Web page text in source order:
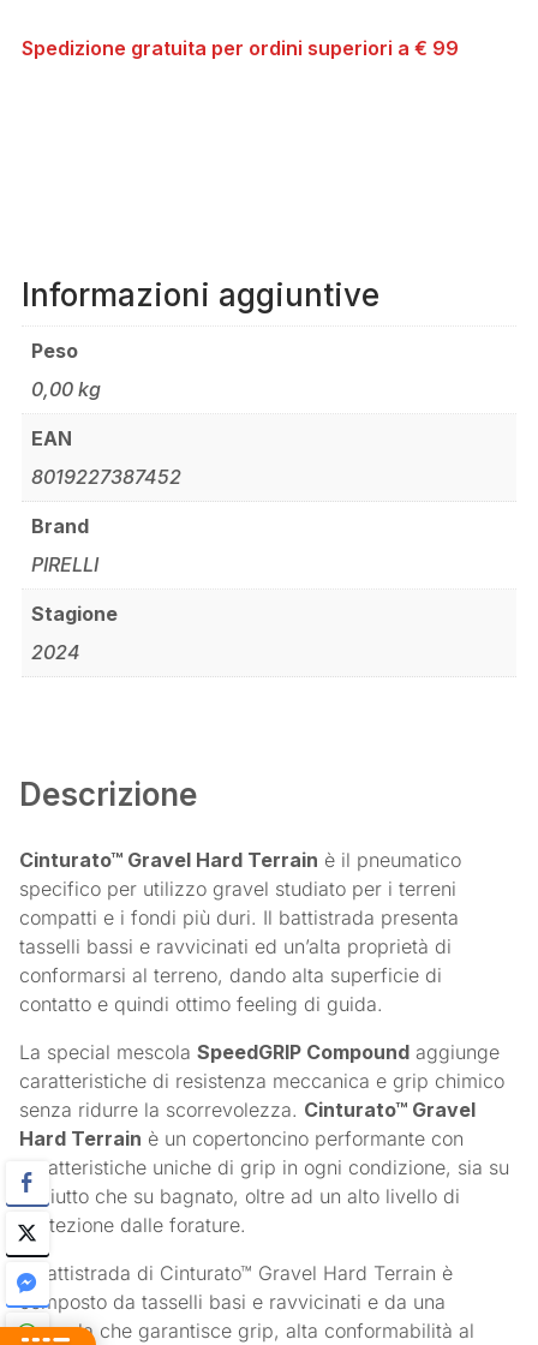
Spedizione gratuita per ordini superiori a € 99
Informazioni aggiuntive
Peso
0,00 kg
EAN
8019227387452
Brand
PIRELLI
Stagione
2024
Descrizione
Cinturato™ Gravel Hard Terrain è il pneumatico
specifico per utilizzo gravel studiato per i terreni
compatti e i fondi più duri. Il battistrada presenta
tasselli bassi e ravvicinati ed un’alta proprietà di
conformarsi al terreno, dando alta superficie di
contatto e quindi ottimo feeling di guida.
La special mescolaSpeedGRIP Compound aggiunge
caratteristiche di resistenza meccanica e grip chimico
senza ridurre la scorrevolezza. Cinturato™ Gravel
Hard Terrain è un copertoncino performante con
caratteristiche uniche di grip in ogni condizione, sia su
asciutto che su bagnato, oltre ad un alto livello di
protezione dalle forature.
Il battistrada di Cinturato™ Gravel Hard Terrain è
composto da tasselli basi e ravvicinati e da una
mescola che garantisce grip, alta conformabilità al